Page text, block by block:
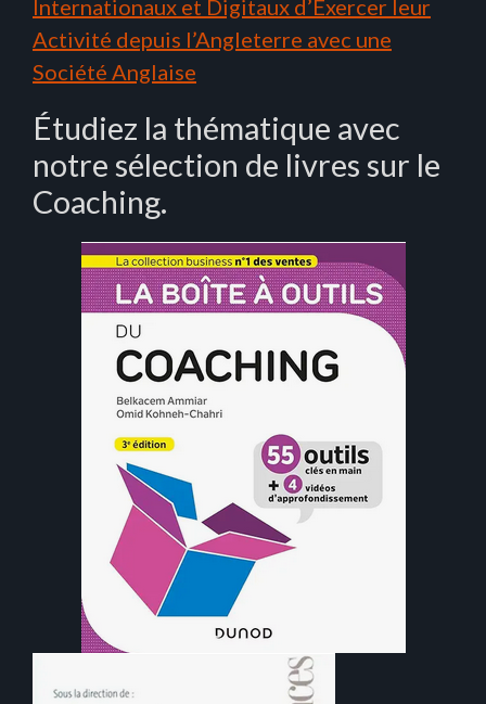
Internationaux et Digitaux d’Exercer leur
Activité depuis l’Angleterre avec une
Société Anglaise
Étudiez la thématique avec
notre sélection de livres sur le
Coaching.